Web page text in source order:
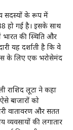
सदस्यों के रूप में
हो गई है। इसके साथ
की स्थिति और
यह दर्शाती है कि वे
के लिए एक भरोसेमंद
राशिद लूटा ने कहा
बाजारों को
वातावरण और सतत
व्यवसायों की लगातार